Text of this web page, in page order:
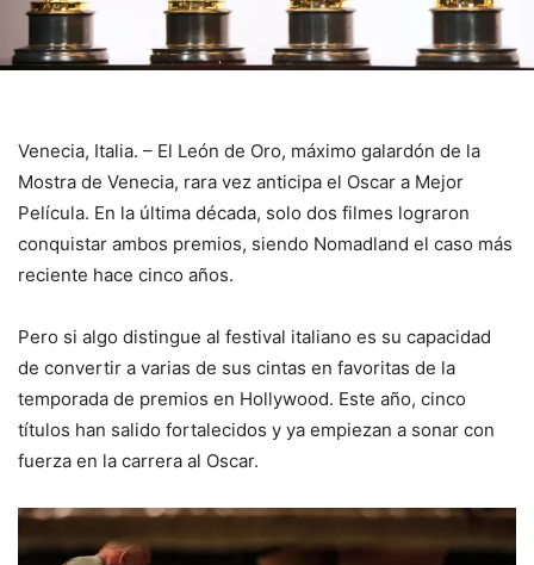
Venecia, Italia. – El León de Oro, máximo galardón de la
Mostra de Venecia, rara vez anticipa el Oscar a Mejor
Película. En la última década, solo dos filmes lograron
conquistar ambos premios, siendo Nomadland el caso más
reciente hace cinco años.
Pero si algo distingue al festival italiano es su capacidad
de convertir a varias de sus cintas en favoritas de la
temporada de premios en Hollywood. Este año, cinco
títulos han salido fortalecidos y ya empiezan a sonar con
fuerza en la carrera al Oscar.